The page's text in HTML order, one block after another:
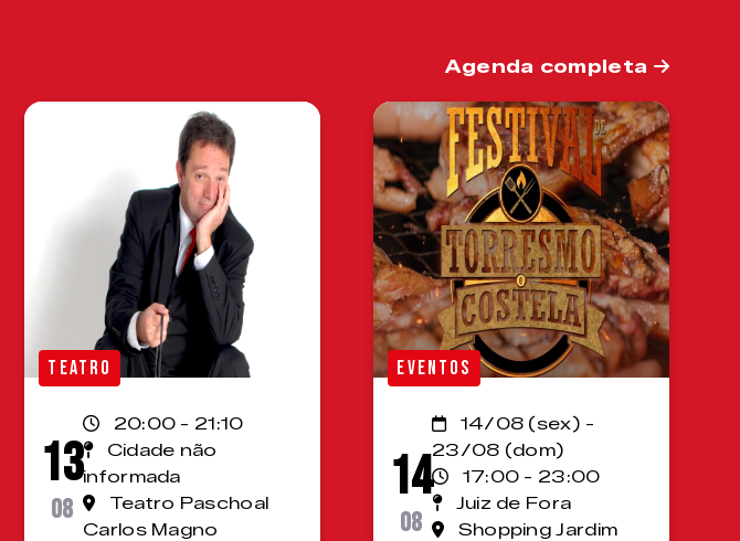
Agenda completa
TEATRO
13
08
20:00 - 21:10
Cidade não
informada
Teatro Paschoal
Carlos Magno
EVENTOS
14
08
14/08 (sex) -
23/08 (dom)
17:00 - 23:00
Juiz de Fora
Shopping Jardim